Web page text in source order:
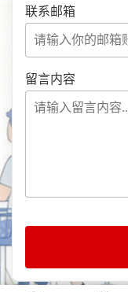
联系邮箱
留言内容